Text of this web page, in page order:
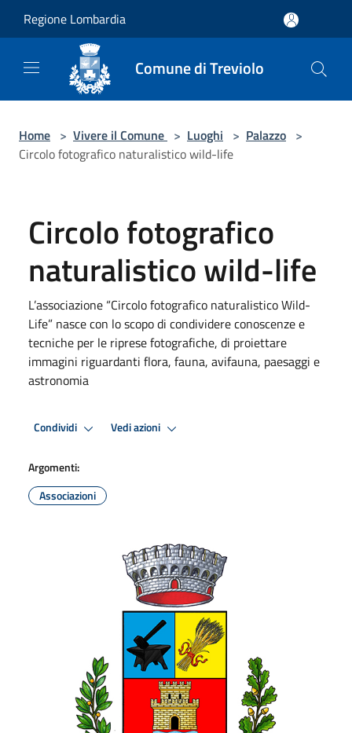
Regione Lombardia
Comune di Treviolo
Home > Vivere il Comune > Luoghi > Palazzo >
Circolo fotografico naturalistico wild-life
Circolo fotografico
naturalistico wild-life
L’associazione “Circolo fotografico naturalistico Wild-
Life” nasce con lo scopo di condividere conoscenze e
tecniche per le riprese fotografiche, di proiettare
immagini riguardanti flora, fauna, avifauna, paesaggi e
astronomia
Condividi Vedi azioni
Argomenti:
Associazioni